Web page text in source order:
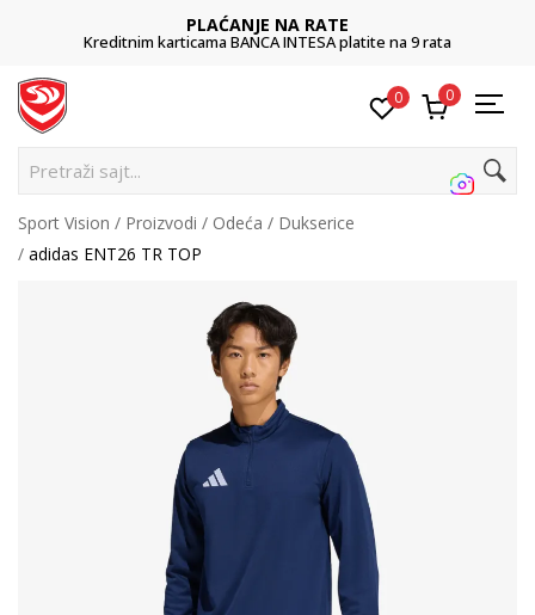
PLAĆANJE NA RATE
Kreditnim karticama BANCA INTESA platite na 9 rata
0 0
Pre
Sport Vision Proizvodi Odeća
Dukserice
adidas ENT26 TR TOP